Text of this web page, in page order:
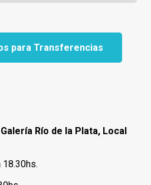
para Transferencias
Río de la Plata, Local